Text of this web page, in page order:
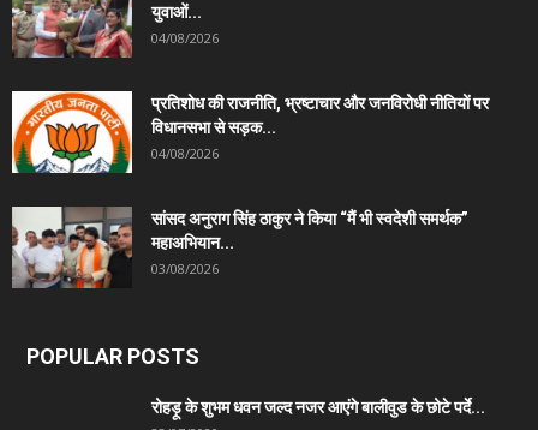
युवाओं...
04/08/2026
प्रतिशोध की राजनीति, भ्रष्टाचार और जनविरोधी नीतियों पर
विधानसभा से सड़क...
04/08/2026
सांसद अनुराग सिंह ठाकुर ने किया “मैं भी स्वदेशी समर्थक”
महाअभियान...
03/08/2026
POPULAR POSTS
रोहड़ू के शुभम धवन जल्द नजर आएंगे बालीवुड के छोटे पर्दे...